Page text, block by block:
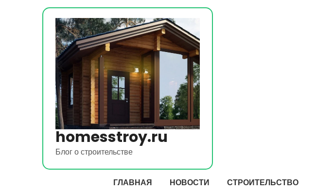
homesstroy.ru
Блог о строительстве
ГЛАВНАЯ НОВОСТИ СТРОИТЕЛЬСТВО